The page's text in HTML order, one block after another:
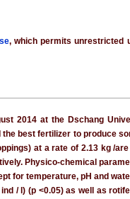
, which permits unrestricted
2014 at the Dschang
best fertilizer to produce
at a rate of 2.13 kg /
Physico-chemical
for temperature, pH and
/ l) (p <0.05) as well as